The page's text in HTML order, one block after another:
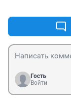
Гость
Войти